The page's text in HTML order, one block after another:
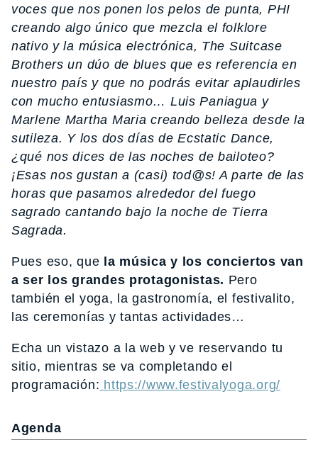
voces que nos ponen los pelos de punta, PHI
creando algo único que mezcla el folklore
nativo y la música electrónica, The Suitcase
Brothers un dúo de blues que es referencia en
nuestro país y que no podrás evitar aplaudirles
con mucho entusiasmo… Luis Paniagua y
Marlene Martha Maria creando belleza desde la
sutileza. Y los dos días de Ecstatic Dance,
¿qué nos dices de las noches de bailoteo?
¡Esas nos gustan a (casi) tod@s! A parte de las
horas que pasamos alrededor del fuego
sagrado cantando bajo la noche de Tierra
Sagrada.
Pues eso, que la música y los conciertos van
a ser los grandes protagonistas. Pero
también el yoga, la gastronomía, el festivalito,
las ceremonías y tantas actividades…
Echa un vistazo a la web y ve reservando tu
sitio, mientras se va completando el
programación: https://www.festivalyoga.org/
Agenda